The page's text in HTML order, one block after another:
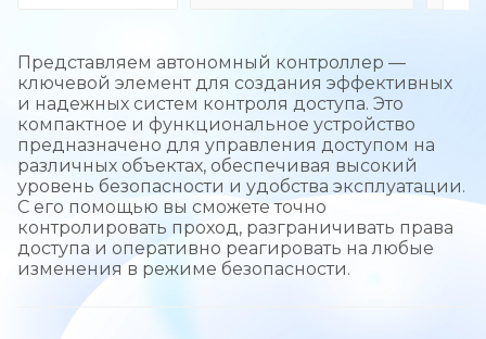
Представляем автономный контроллер —
ключевой элемент для создания эффективных
и надежных систем контроля доступа. Это
компактное и функциональное устройство
предназначено для управления доступом на
различных объектах, обеспечивая высокий
уровень безопасности и удобства эксплуатации.
С его помощью вы сможете точно
контролировать проход, разграничивать права
доступа и оперативно реагировать на любые
изменения в режиме безопасности.